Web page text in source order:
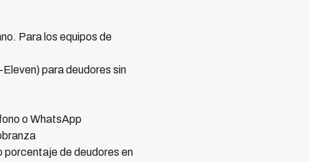
Para los equipos de
para deudores sin
o WhatsApp
porcentaje de deudores en